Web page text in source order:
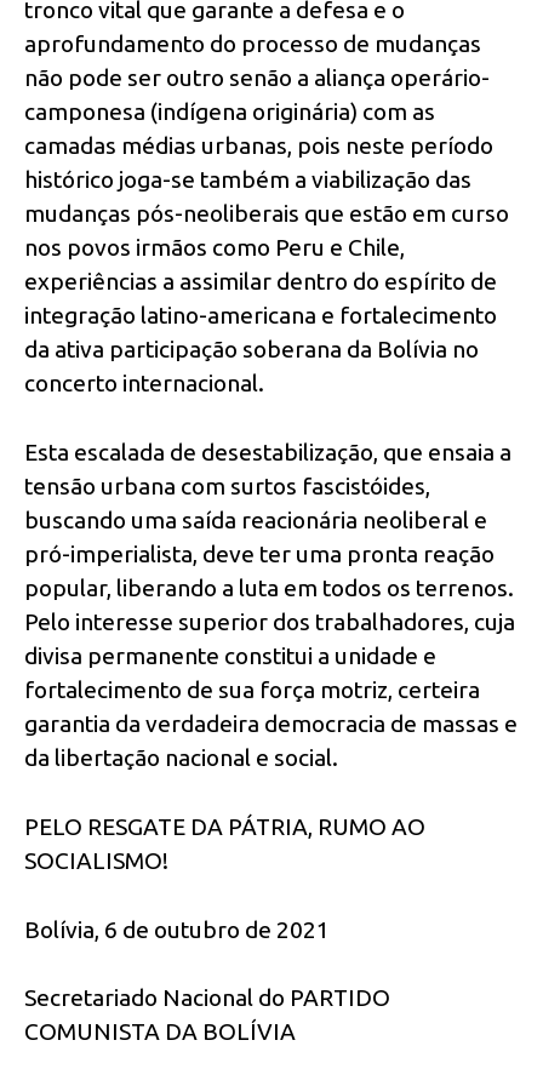
tronco vital que garante a defesa e o
aprofundamento do processo de mudanças
não pode ser outro senão a aliança operário-
camponesa (indígena originária) com as
camadas médias urbanas, pois neste período
histórico joga-se também a viabilização das
mudanças pós-neoliberais que estão em curso
nos povos irmãos como Peru e Chile,
experiências a assimilar dentro do espírito de
integração latino-americana e fortalecimento
da ativa participação soberana da Bolívia no
concerto internacional.
Esta escalada de desestabilização, que ensaia a
tensão urbana com surtos fascistóides,
buscando uma saída reacionária neoliberal e
pró-imperialista, deve ter uma pronta reação
popular, liberando a luta em todos os terrenos.
Pelo interesse superior dos trabalhadores, cuja
divisa permanente constitui a unidade e
fortalecimento de sua força motriz, certeira
garantia da verdadeira democracia de massas e
da libertação nacional e social.
PELO RESGATE DA PÁTRIA, RUMO AO
SOCIALISMO!
Bolívia, 6 de outubro de 2021
Secretariado Nacional do PARTIDO
COMUNISTA DA BOLÍVIA